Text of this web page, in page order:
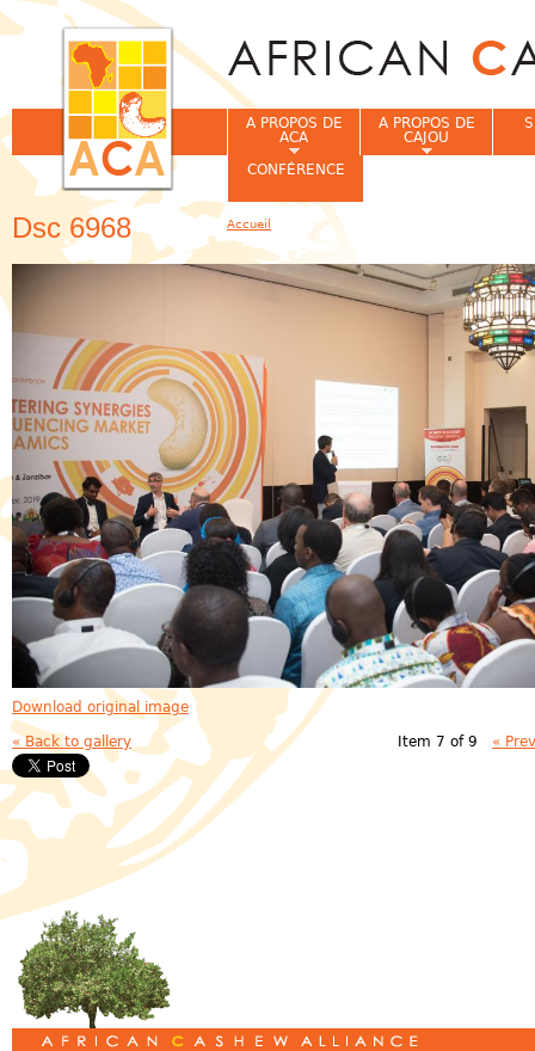
Dsc 6968
Download original image
« Back to gallery Item 7 of 9 «
A PROPOS DE
ACA
A PROPOS DE
CAJOU
CONFÉRENCE
Vous êtes ici
Accueil